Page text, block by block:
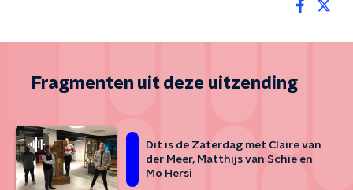
Fragmenten uit deze uitzending
Dit is de Zaterdag met Claire van
der Meer, Matthijs van Schie en
Mo Hersi